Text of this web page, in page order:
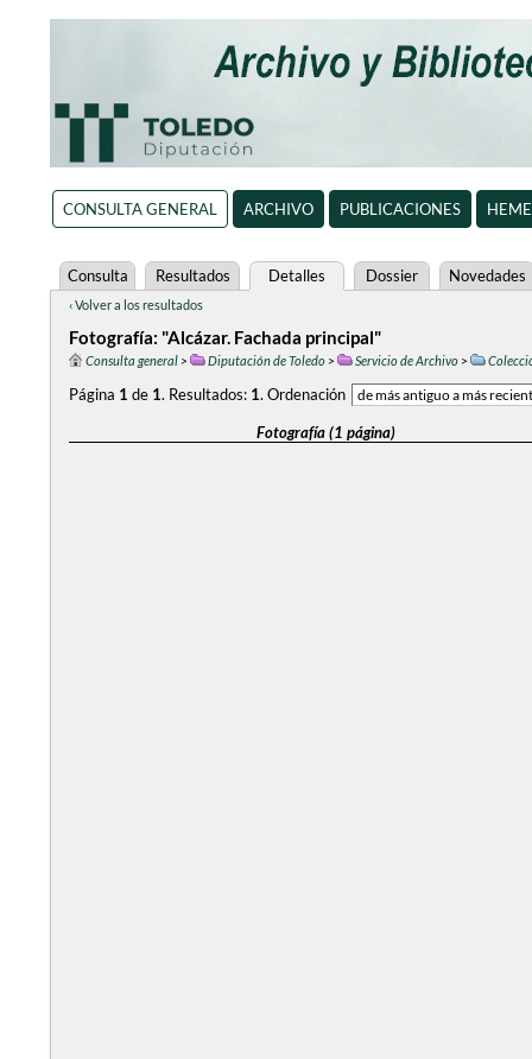
CONSULTA GENERAL ARCHIVO PUBLICACIONES
Consulta Resultados Detalles Dossier Novedades
‹ Volver a los resultados
Fotografía: "Alcázar. Fachada principal"
Consulta general> Diputación de Toledo> Servicio de Archivo>
Página 1 de 1. Resultados: 1. Ordenación
Fotografía (1 página)